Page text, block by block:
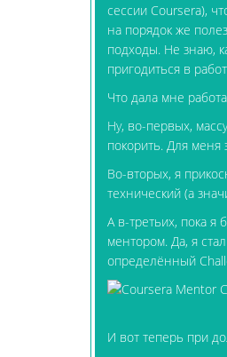
сессии Coursera),
на порядок же
подходы. Не знаю,
пригодиться в
Что дала мне
Ну, во-первых,
покорить. Для меня
Во-вторых, я
технический (а
А в-третьих, пока
ментором. Да, я
определённый
И вот теперь при